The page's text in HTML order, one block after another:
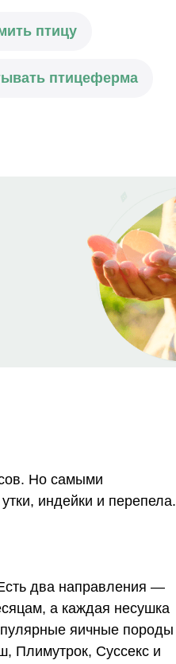
птицу
птицеферма
Но самыми
индейки и перепела.
два направления —
а каждая несушка
яичные породы
Плимутрок, Суссекс и